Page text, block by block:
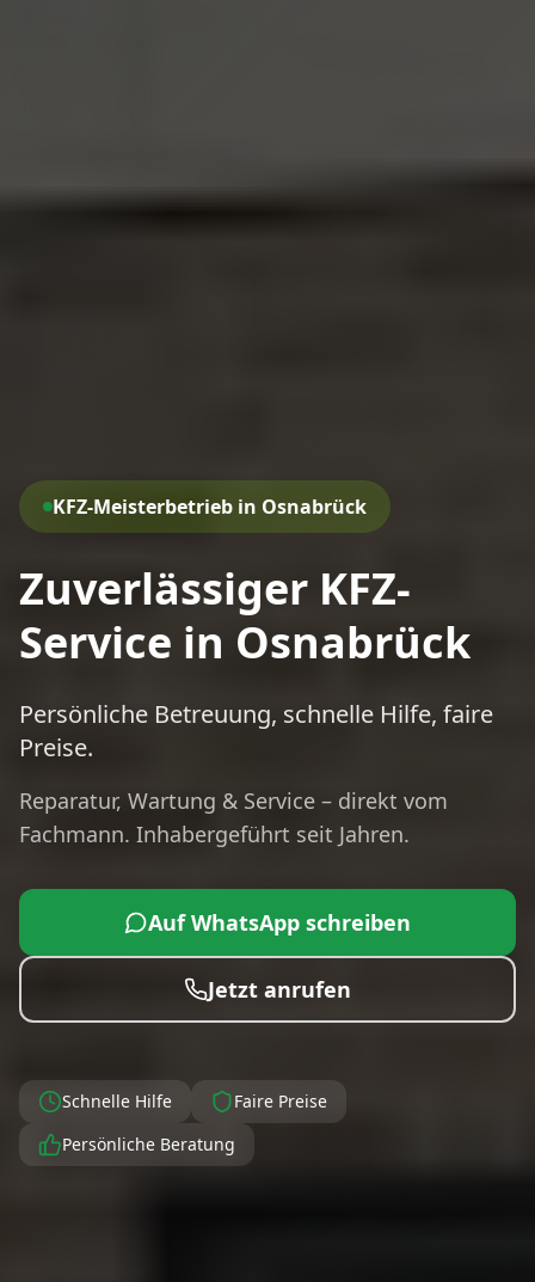
KFZ-Meisterbetrieb in Osnabrück
Zuverlässiger KFZ-
Service in Osnabrück
Persönliche Betreuung, schnelle Hilfe, faire
Preise.
Reparatur, Wartung & Service – direkt vom
Fachmann. Inhabergeführt seit Jahren.
Auf WhatsApp schreiben
Jetzt anrufen
Schnelle Hilfe
Faire Preise
Persönliche Beratung